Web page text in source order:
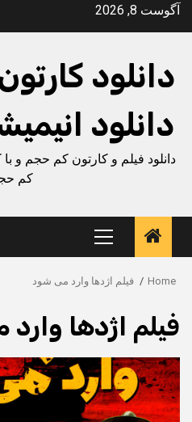
Skipآگوست 8, 2026
دانلود
دانلود
دانلود فیلم و کارتون کم حجم و
کم
Primary
Menu
Home فیلم اژدها وارد می شود
فیلم اژدها